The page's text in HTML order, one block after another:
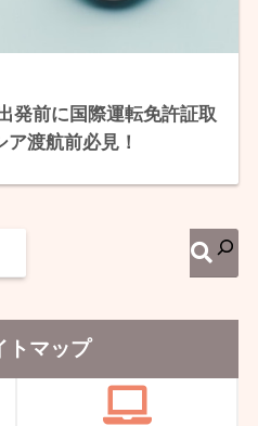
発前に国際運転免許証取
渡航前必見！
トマップ